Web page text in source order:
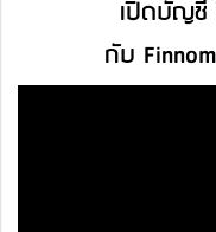
เปิดบัญชี
กับ